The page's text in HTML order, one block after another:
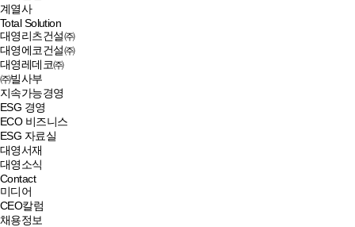
계열사
Total Solution
대영리츠건설㈜
대영에코건설㈜
대영레데코㈜
㈜빌사부
지속가능경영
ESG 경영
ECO 비즈니스
ESG 자료실
대영서재
대영소식
Contact
미디어
CEO칼럼
채용정보